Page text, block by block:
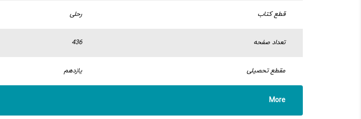
قطع کتاب رحلی
تعداد صفحه 436
مقطع تحصیلی یازدهم
More